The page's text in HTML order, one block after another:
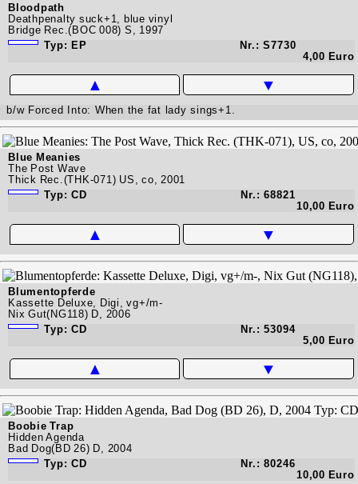
Bloodpath
Deathpenalty suck+1, blue vinyl
Bridge Rec.(BOC 008) S, 1997
Typ: EP
Nr.: S7730
4,00 Euro
▲ ▼
b/w Forced Into: When the fat lady sings+1.
Blue Meanies
The Post Wave
Thick Rec.(THK-071) US, co, 2001
Typ: CD
Nr.: 68821
10,00 Euro
▲ ▼
Blumentopferde
Kassette Deluxe, Digi, vg+/m-
Nix Gut(NG118) D, 2006
Typ: CD
Nr.: 53094
5,00 Euro
▲ ▼
Boobie Trap
Hidden Agenda
Bad Dog(BD 26) D, 2004
Typ: CD
Nr.: 80246
10,00 Euro